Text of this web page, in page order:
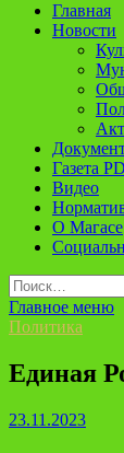
Главная
Новости
Газета
Видео
О Магасе
Найти:
Главное меню
Политика
Единая
23.11.2023